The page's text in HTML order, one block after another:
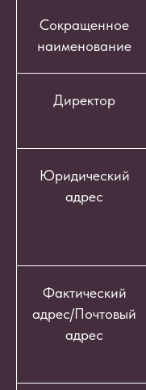
Сокращенное
наименование
Директор
Юридический
адрес
Фактический
адрес/Почтовый
адрес